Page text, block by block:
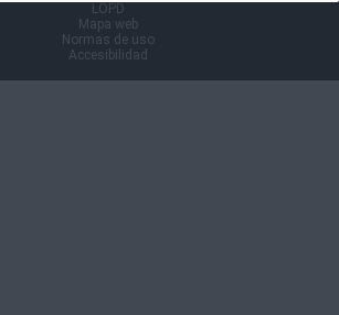
LOPD
Mapa web
Normas de uso
Accesibilidad